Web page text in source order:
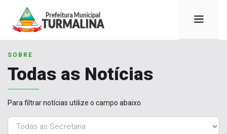
SOBRE
Todas as Notícias
Para filtrar notícias utilize o campo abaixo.